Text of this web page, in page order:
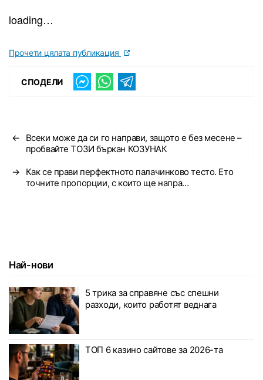
loading…
Прочети цялата публикация
СПОДЕЛИ
←
Всеки може да си го направи, защото е без месене –
пробвайте ТОЗИ бъркан КОЗУНАК
→
Как се прави перфектното палачинково тесто. Ето
точните пропорции, с които ще напра…
Най-нови
5 трика за справяне със спешни
разходи, които работят веднага
ТОП 6 казино сайтове за 2026-та